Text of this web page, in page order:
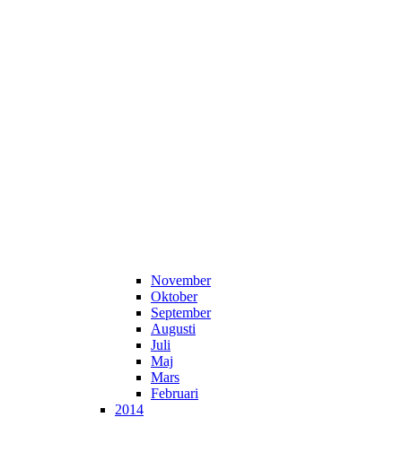
November
Oktober
September
Augusti
Juli
Maj
Mars
Februari
2014